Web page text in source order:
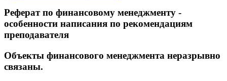
Реферат по финансовому менеджменту -
особенности написания по рекомендациям
преподавателя
Объекты финансового менеджмента неразрывно
связаны.